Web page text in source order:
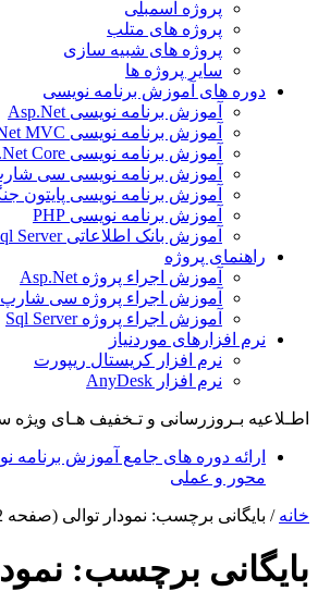
پروژه اسمبلی
پروژه های متلب
پروژه های شبیه سازی
سایر پروژه ها
دوره های آموزش برنامه نویسی
آموزش برنامه نویسی Asp.Net
آموزش برنامه نویسی Asp.Net MVC
آموزش برنامه نویسی Asp.Net Core
آموزش برنامه نویسی سی
آموزش برنامه نویسی پایتون
آموزش برنامه نویسی PHP
آموزش بانک اطلاعاتی Sql Server
راهنمای پروژه
آموزش اجراء پروژه Asp.Net
آموزش اجراء پروژه سی شارپ
آموزش اجراء پروژه Sql Server
نرم افزارهای موردنیاز
نرم افزار کریستال ریپورت
نرم افزار AnyDesk
اطـلاعیه بـروزرسانی و تـخفیف هـای ویژه
ارائه دوره های جامع آموزش
محور و عملی
خانه / بایگانی برچسب: نمودار توالی (صفحه 2)
بایگانی برچسب: